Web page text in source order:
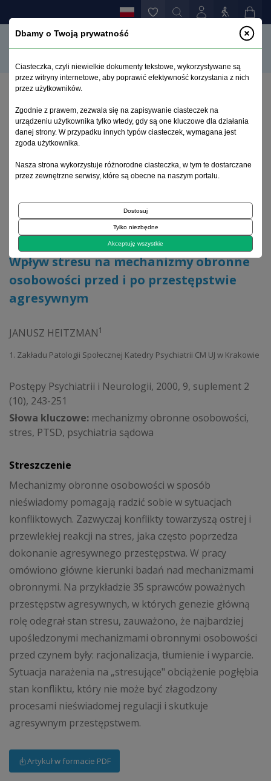
Wpływ stresu na mechanizmy obronne osobowości
przed i po przestępstwie agresywnym
Archiwum 1992–2014
2000, tom 9, suplement 2
Na okładce
Wpływ stresu na mechanizmy obronne
osobowości przed i po przestępstwie
agresywnym
JANUSZ HEITZMAN1
1. Zakładu Patologii Społecznej Katedry Psychiatrii CM UJ w Krakowie
Postępy Psychiatrii i Neurologii, 2000, 9, suplement 2
(10), 243-251
Słowa kluczowe: mechanizmy obronne osobowości,
stres, PTSD, psychiatria sądowa
Streszczenie
Mechanizmy obronne osobowości w sposób
nieświadomy pomagają radzić sobie w sytuacjach
konfliktowych. Zazwyczaj konflikty towarzyszą ostrej i
przewlekłej reakcji na stres, jaka często poprzedza
dokonanie agresywnego przestępstwa. W pracy
omówiono główne kierunki badań nad mechanizmami
obronnymi. Na przykładzie 35 sprawców poważnych
przestępstw agresywnych, w których genezie główną
rolę odegrał stan stresu, zauważono, że najbardziej
upośledzonymi mechanizmami obronnymi osobowości
przed czynem były: racjonalizacja, tłumienie i wyparcie.
Sytuacja narażenia na „stresujące" obciążenie pogłębia
stan konfliktu, który nie może być złagodzony
procesami nieświadomej regulacji i skutkuje
agresywnym przestępstwem.
Artykuł w formacie PDF
Dbamy o Twoją prywatność
Ciasteczka, czyli niewielkie dokumenty tekstowe, wykorzystywane są
przez witryny internetowe, aby poprawić efektywność korzystania z nich
przez użytkowników.
Zgodnie z prawem, zezwala się na zapisywanie ciasteczek na
urządzeniu użytkownika tylko wtedy, gdy są one kluczowe dla działania
danej strony. W przypadku innych typów ciasteczek, wymagana jest
zgoda użytkownika.
Nasza strona wykorzystuje różnorodne ciasteczka, w tym te dostarczane
przez zewnętrzne serwisy, które są obecne na naszym portalu.
Dostosuj
Tylko niezbędne
Akceptuję wszystkie